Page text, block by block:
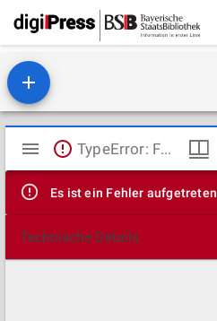
Mirador
Viewer
TypeError: Failed to fetch
Es ist ein Fehler aufgetreten
Technische Details